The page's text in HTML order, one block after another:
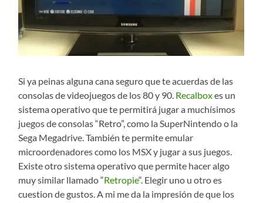
Si ya peinas alguna cana seguro que te acuerdas de las
consolas de videojuegos de los 80 y 90. Recalboxes un
sistema operativo que te permitirá jugar a muchísimos
juegos de consolas “Retro”, como la SuperNintendo o la
Sega Megadrive. También te permite emular
microordenadores como los MSX y jugar a sus juegos.
Existe otro sistema operativo que permite hacer algo
muy similar llamado “Retropie“. Elegir uno u otro es
cuestion de gustos. A mi me da la impresión de que los